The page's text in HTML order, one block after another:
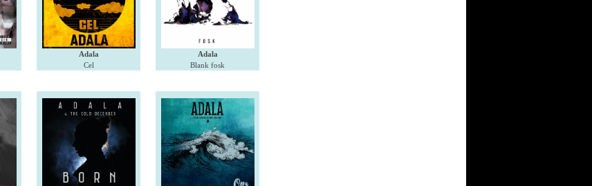
Adala
Cel
Adala
Blank fosk